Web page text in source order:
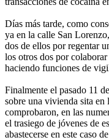
Días más tarde, como
ya en la calle San
dos de ellos por regentar
los otros dos por
haciendo funciones de
Finalmente el pasado 11
sobre una vivienda sita en
comprobaron, en las
el trasiego de jóvenes de
abastecerse en este caso